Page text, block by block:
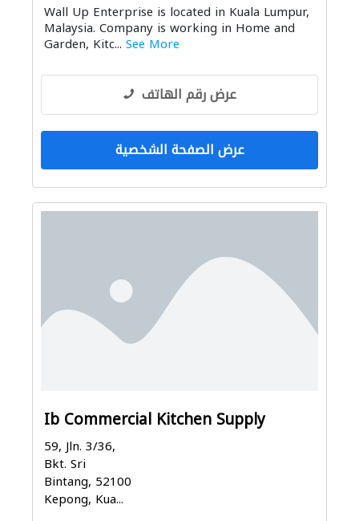
Wall Up Enterprise is located in Kuala Lumpur,
Malaysia. Company is working in Home and
Garden, Kitc... See More
عرض رقم الهاتف
عرض الصفحة الشخصية
Ib Commercial Kitchen Supply
59, Jln. 3/36,
Bkt. Sri
Bintang, 52100
Kepong, Kua...